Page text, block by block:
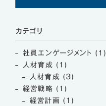
カテゴリ
社員エンゲージメント (1)
人材育成 (1)
人材育成 (3)
経営戦略 (1)
経営計画 (1)